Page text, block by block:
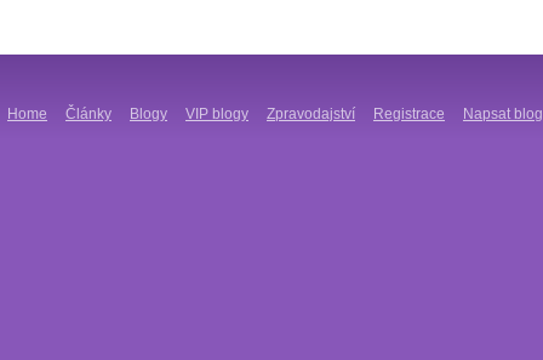
Home Články Blogy VIP blogy Zpravodajství Registrace Napsat blog